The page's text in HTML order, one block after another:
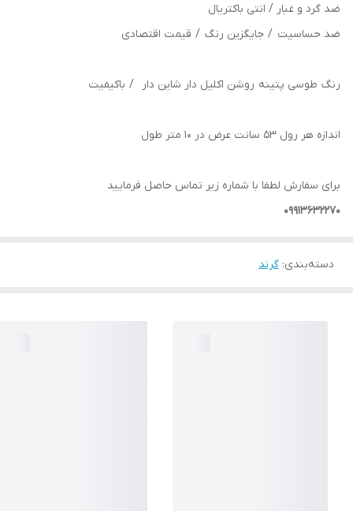
ضد گرد و غبار / انتی باکتریال
ضد حساسیت / جایگزین رنگ / قیمت اقتصادی
رنگ طوسی پتینه روشن اکلیل دار شاین دار / باکیفیت
اندازه هر رول 53 سانت عرض در 10 متر طول
برای سفارش لطفا با شماره زیر تماس حاصل فرمایید
09913632270
دسته‌بندی: گرند